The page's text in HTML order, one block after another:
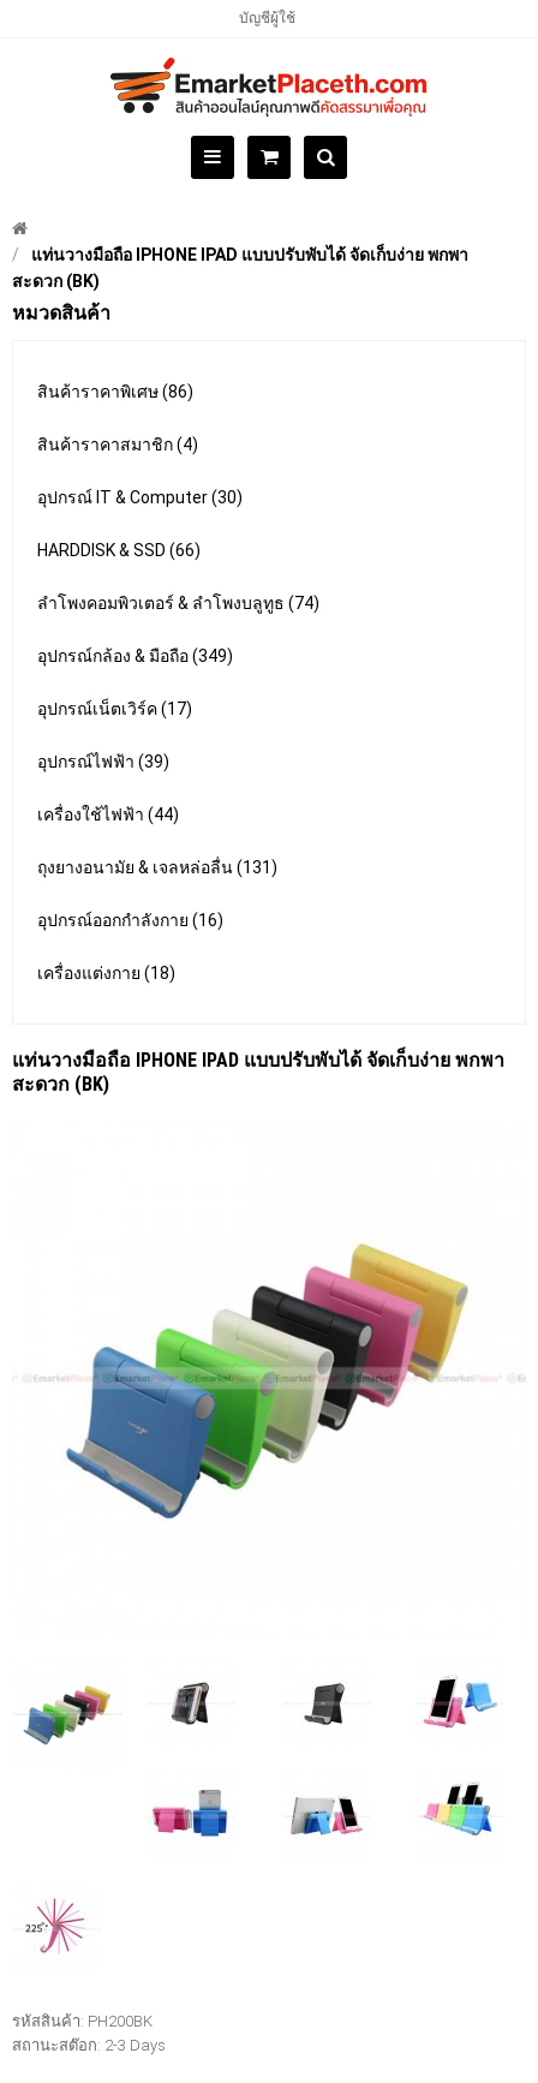
บัญชีผู้ใช้
แท่นวางมือถือ IPHONE IPAD แบบปรับพับได้ จัดเก็บง่าย พกพา
สะดวก (BK)
หมวดสินค้า
สินค้าราคาพิเศษ (86)
สินค้าราคาสมาชิก (4)
อุปกรณ์ IT & Computer (30)
HARDDISK & SSD (66)
ลำโพงคอมพิวเตอร์ & ลำโพงบลูทูธ (74)
อุปกรณ์กล้อง & มือถือ (349)
อุปกรณ์เน็ตเวิร์ค (17)
อุปกรณ์ไฟฟ้า (39)
เครื่องใช้ไฟฟ้า (44)
ถุงยางอนามัย & เจลหล่อลื่น (131)
อุปกรณ์ออกกำลังกาย (16)
เครื่องแต่งกาย (18)
แท่นวางมือถือ IPHONE IPAD แบบปรับพับได้ จัดเก็บง่าย พกพา
สะดวก (BK)
รหัสสินค้า: PH200BK
สถานะสต๊อก: 2-3 Days